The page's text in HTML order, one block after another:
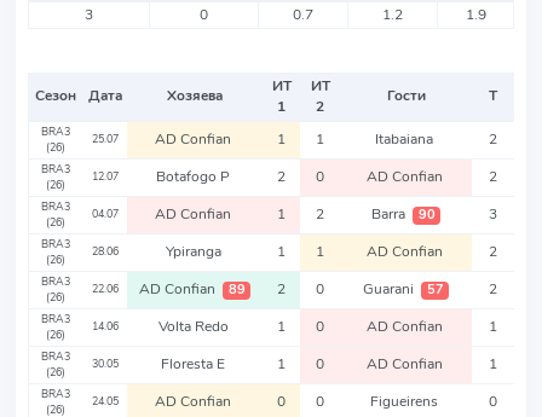
3
0 0.7 1.2 1.9
Сезон Дата Хозяева
ИТ
1
ИТ
2
Гости Т
BRA3
(26)
25.07 AD Confian 1 1 Itabaiana 2
BRA3
(26)
12.07 Botafogo P 2 0 AD Confian 2
BRA3
(26)
04.07 AD Confian 1 2 Barra 90 3
BRA3
(26)
28.06 Ypiranga 1 1 AD Confian 2
BRA3
(26)
22.06 AD Confian 89 2 0 Guarani 57 2
BRA3
(26)
14.06 Volta Redo 1 0 AD Confian 1
BRA3
(26)
30.05 Floresta E 1 0 AD Confian 1
BRA3
(26)
24.05 AD Confian 0 0 Figueirens 0